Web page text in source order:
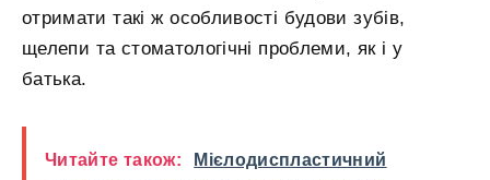
отримати такі ж особливості будови зубів,
щелепи та стоматологічні проблеми, як і у
батька.
Читайте також:
Мієлодиспластичний